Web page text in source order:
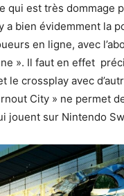
qui est très dommage
a bien évidemment la
en ligne, avec
». Il faut en effet
le crossplay avec
City » ne permet
jouent sur Nintendo